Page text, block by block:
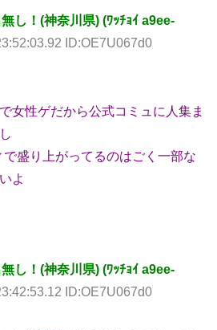
し！(神奈川県) (ﾜｯﾁｮｲ a9ee-
ID:OE7U067d0
女性ゲだから公式コミュに人集ま
盛り上がってるのはごく一部な
よ
し！(神奈川県) (ﾜｯﾁｮｲ a9ee-
ID:OE7U067d0